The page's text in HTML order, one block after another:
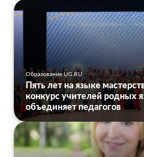
Образование UG.RU
Пять лет на языке
конкурс учителей родных
объединяет педагогов